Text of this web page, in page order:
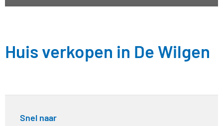
Huis verkopen in De Wilgen
Snel naar